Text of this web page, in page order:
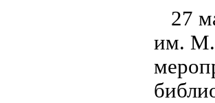
27
им.